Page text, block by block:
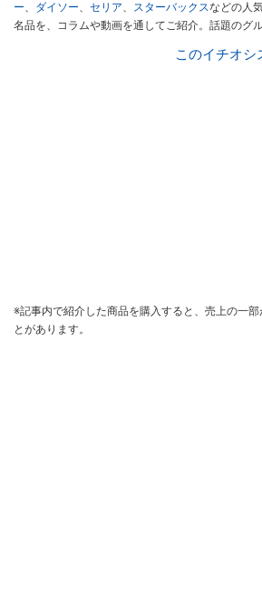
ー、 ダイソー、 セリア、 スターバックスなどの人
名品を、コラムや動画を通してご紹介。話題のグ
インフルエンサーが実際に使用してレビューして
このイチオシ
※記事内で紹介した商品を購入すると、売上の一
とがあります。